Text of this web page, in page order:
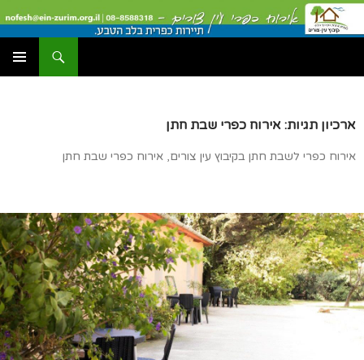
ארכיון תגיות: אירוח כפרי שבת חתן
אירוח כפרי לשבת חתן בקיבוץ עין צורים, אירוח כפרי שבת חתן